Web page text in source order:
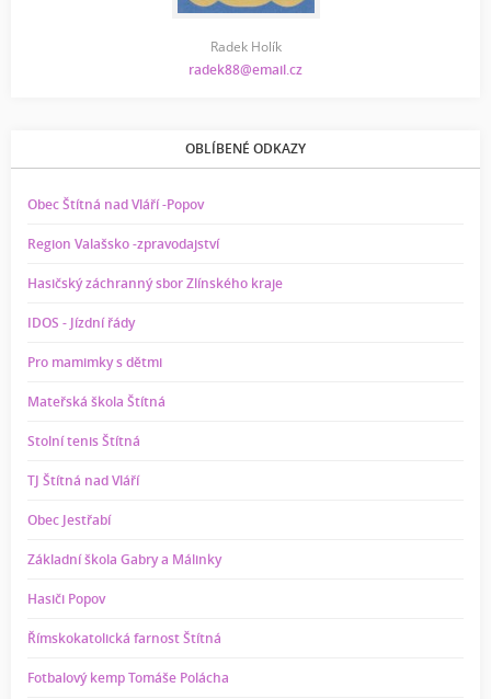
Radek Holík
radek88@email.cz
OBLÍBENÉ ODKAZY
Obec Štítná nad Vláří -Popov
Region Valašsko -zpravodajství
Hasičský záchranný sbor Zlínského kraje
IDOS - Jízdní řády
Pro mamimky s dětmi
Mateřská škola Štítná
Stolní tenis Štítná
TJ Štítná nad Vláří
Obec Jestřabí
Základní škola Gabry a Málinky
Hasiči Popov
Římskokatolická farnost Štítná
Fotbalový kemp Tomáše Polácha